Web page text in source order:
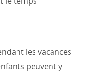
les vacances
peuvent y